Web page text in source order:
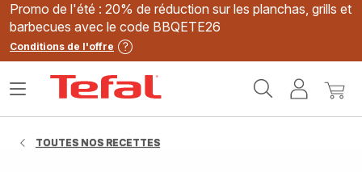
Promo de l'été : 20% de réduction sur les planchas, grills et
barbecues avec le code BBQETE26
Conditions de l'offre
MonMon
Ouvrir
TOUTES NOS RECETTES